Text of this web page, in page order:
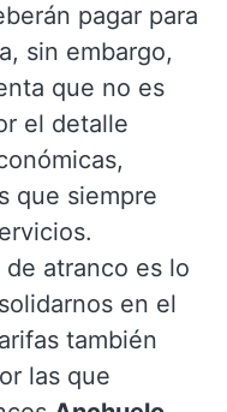
pagar para
sin embargo,
que no es
el detalle
que siempre
atranco es lo
en el
también
las que